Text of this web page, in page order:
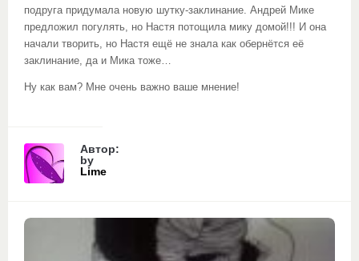
подруга придумала новую шутку-заклинание. Андрей Мике
предложил погулять, но Настя потощила мику домой!!! И она
начали творить, но Настя ещё не знала как обернётся её
заклинание, да и Мика тоже…
Ну как вам? Мне очень важно ваше мнение!
Автор:
by
Lime